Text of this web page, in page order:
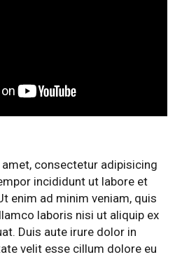
consectetur adipisicing
incididunt ut labore et
enim ad minim veniam, quis
laboris nisi ut aliquip ex
Duis aute irure dolor in
velit esse cillum dolore eu